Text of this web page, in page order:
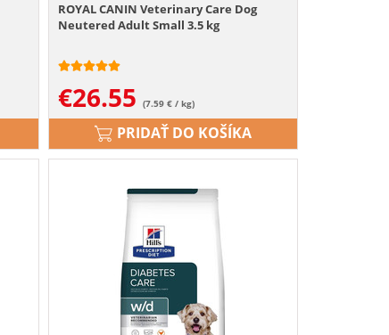
ROYAL CANIN Veterinary Care Dog
Neutered Adult Small 3.5 kg
€26.55 (7.59 € / kg)
PRIDAŤ DO KOŠÍKA